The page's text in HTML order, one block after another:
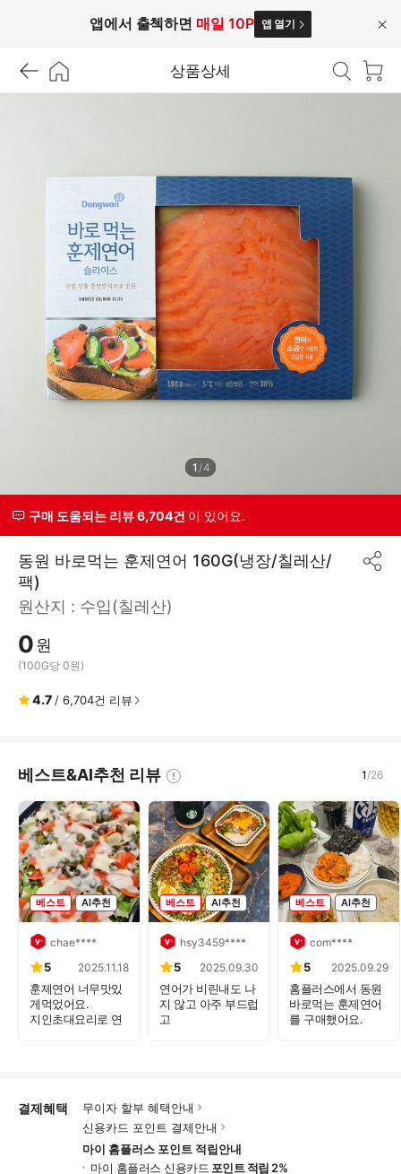
앱에서 출첵하면 매일 10P 앱 열기
닫
상품상세
1 /4
구매 도움되는 리뷰 6,704건 이 있어요.
동원 바로먹는 훈제연어 160G(냉장/칠레산/
팩)
원산지 : 수입(칠레산)
0원
(100G당 0원)
4.7 / 6,704건 리뷰
공
베스트&AI추천 리뷰 1/26
베스트 AI추천
chae****
5 2025.11.18
훈제연어 너무맛있
게먹었어요.
지인초대요리로 연
베스트 AI추천
hsy3459****
5 2025.09.30
연어가 비린내도 나
지 않고 아주 부드럽
고
베스트 AI추천
com****
5 2025.09.29
홈플러스에서 동원
바로먹는 훈제연어
를 구매했어요.
결제혜택
무이자 할부 혜택안내
신용카드 포인트 결제안내
마이 홈플러스 포인트 적립안내
마이 홈플러스 신용카드 포인트 적립 2%